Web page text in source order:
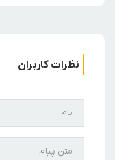
نظرات کاربران